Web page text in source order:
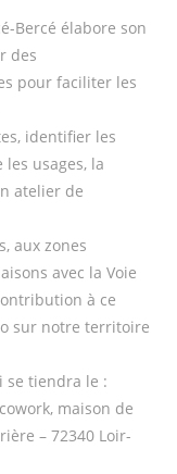
Bercé élabore son
des
pour faciliter les
identifier les
usages, la
atelier de
aux zones
avec la Voie
à ce
sur notre territoire
se tiendra le :
maison de
– 72340 Loir-